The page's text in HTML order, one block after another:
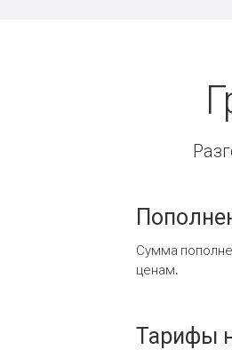
Сумма
ценам.
Тарифы